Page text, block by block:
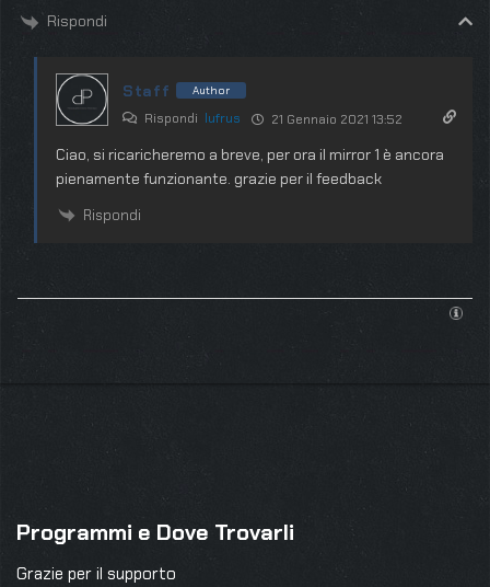
Rispondi
Staff Author
Rispondi lufrus 21 Gennaio 2021 13:52
Ciao, si ricaricheremo a breve, per ora il mirror 1 è ancora
pienamente funzionante. grazie per il feedback
Rispondi
Programmi e Dove Trovarli
Grazie per il supporto